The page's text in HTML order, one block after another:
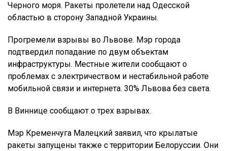
Черного моря. Ракеты пролетели над Одесской
областью в сторону Западной Украины.
Прогремели взрывы во Львове. Мэр города
подтвердил попадание по двум объектам
инфраструктуры. Местные жители сообщают о
проблемах с электричеством и нестабильной работе
мобильной связи и интернета. 30% Львова без света.
В Виннице сообщают о трех взрывах.
Мэр Кременчуга Малецкий заявил, что крылатые
ракеты запущены также с территории Белоруссии. Они